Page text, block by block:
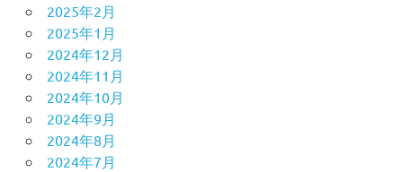
2025年2月
2025年1月
2024年12月
2024年11月
2024年10月
2024年9月
2024年8月
2024年7月